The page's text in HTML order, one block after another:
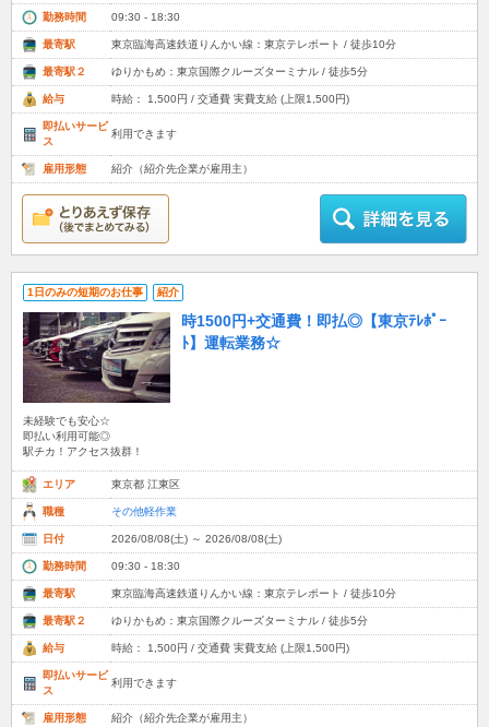
勤務時間 09:30 - 18:30
最寄駅 東京臨海高速鉄道りんかい線：東京テレポート / 徒歩10分
最寄駅２ ゆりかもめ：東京国際クルーズターミナル / 徒歩5分
給与 時給： 1,500円 / 交通費 実費支給 (上限1,500円)
即払いサービ
ス
利用できます
雇用形態 紹介（紹介先企業が雇用主）
1日のみの短期のお仕事 紹介
時1500円+交通費！即払◎【東京ﾃﾚﾎﾟｰ
ﾄ】運転業務☆
未経験でも安心☆
即払い利用可能◎
駅チカ！アクセス抜群！
エリア 東京都 江東区
職種 その他軽作業
日付 2026/08/08(土) ～ 2026/08/08(土)
勤務時間 09:30 - 18:30
最寄駅 東京臨海高速鉄道りんかい線：東京テレポート / 徒歩10分
最寄駅２ ゆりかもめ：東京国際クルーズターミナル / 徒歩5分
給与 時給： 1,500円 / 交通費 実費支給 (上限1,500円)
即払いサービ
ス
利用できます
雇用形態 紹介（紹介先企業が雇用主）